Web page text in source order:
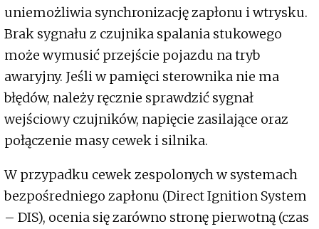
uniemożliwia synchronizację zapłonu i wtrysku.
Brak sygnału z czujnika spalania stukowego
może wymusić przejście pojazdu na tryb
awaryjny. Jeśli w pamięci sterownika nie ma
błędów, należy ręcznie sprawdzić sygnał
wejściowy czujników, napięcie zasilające oraz
połączenie masy cewek i silnika.
W przypadku cewek zespolonych w systemach
bezpośredniego zapłonu (Direct Ignition System
– DIS), ocenia się zarówno stronę pierwotną (czas